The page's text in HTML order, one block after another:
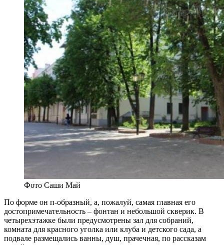
Фото Саши Май
По форме он п-образный, а, пожалуй, самая главная его
достопримечательность – фонтан и небольшой скверик. В
четырехэтажке были предусмотрены зал для собраний,
комната для красного уголка или клуба и детского сада, а
подвале размещались ванны, душ, прачечная, по рассказам